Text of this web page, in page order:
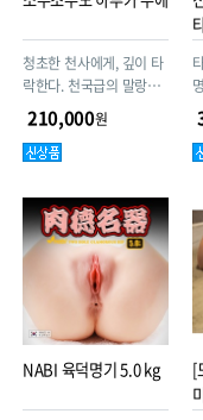
청초한 천사에게, 깊이 타
락한다. 천국급의 말랑함.
경악의 2층 구조, 3100g
천사의 육덕진 엉덩이 홀.
210,000원
전!
NABI 육덕명기 5.0 kg
[